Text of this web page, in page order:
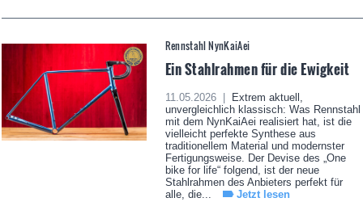
Rennstahl NynKaiAei
Ein Stahlrahmen für die Ewigkeit
11.05.2026 |
Extrem aktuell,
unvergleichlich klassisch: Was Rennstahl
mit dem NynKaiAei realisiert hat, ist die
vielleicht perfekte Synthese aus
traditionellem Material und modernster
Fertigungsweise. Der Devise des „One
bike for life“ folgend, ist der neue
Stahlrahmen des Anbieters perfekt für
alle, die...
Jetzt lesen